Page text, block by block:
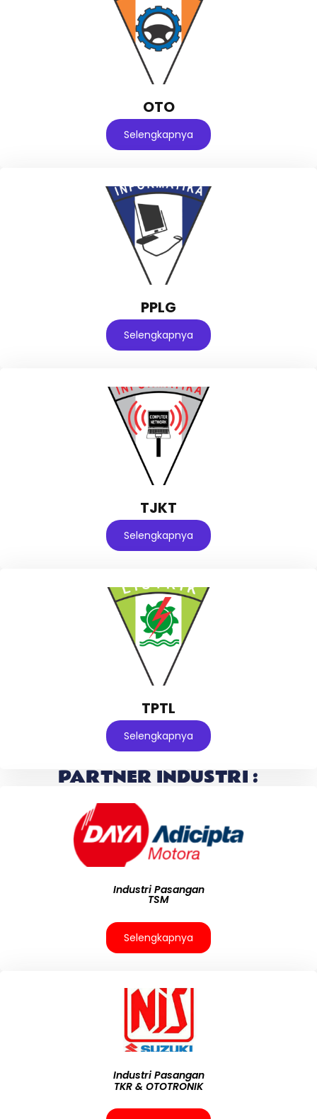
OTO
Selengkapnya
PPLG
Selengkapnya
TJKT
Selengkapnya
TPTL
Selengkapnya
PARTNER INDUSTRI :
Industri Pasangan
TSM
Selengkapnya
Industri Pasangan
TKR & OTOTRONIK